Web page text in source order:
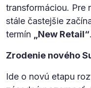
transformáciou. Pre
stále častejšie
termín
„New Retail“.
Zrodenie nového
Ide o novú etapu